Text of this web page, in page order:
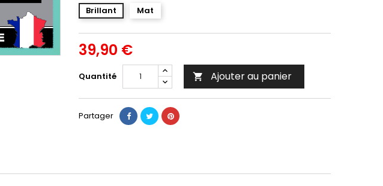
Brillant
Mat
39,90 €
Quantité  Ajouter au panier
Partager